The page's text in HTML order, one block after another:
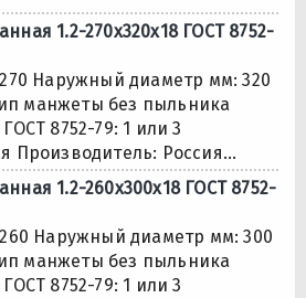
1.2-270х320х18 ГОСТ 8752-
Наружный диаметр мм: 320
манжеты без пыльника
8752-79: 1 или 3
Производитель: Россия...
1.2-260х300х18 ГОСТ 8752-
Наружный диаметр мм: 300
манжеты без пыльника
8752-79: 1 или 3